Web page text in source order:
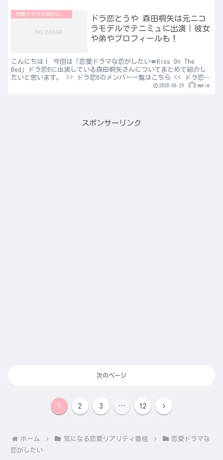
恋愛ドラマな恋がしたい
ドラ恋とうや 森田桐矢は元ニコ
ラモデルでテニミュに出演｜彼女
や弟やプロフィールも！
こんにちは！ 今回は「恋愛ドラマな恋がしたい💋Kiss On The
Bed」ドラ恋6に出演している森田桐矢さんについてまとめて紹介し
たいと思います。 >> ドラ恋6のメンバー一覧はこちら << ドラ恋
2020.09.26 maria
スポンサーリンク
次のページ
1 2 3 … 12 次
ホーム 気になる恋愛リアリティ番組
恋愛ドラマな
恋がしたい